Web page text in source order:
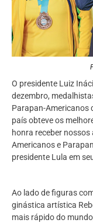
O presidente Luiz
dezembro,
Parapan-Americanos
país obteve os
honra receber
Americanos e
presidente Lula em
Ao lado de figuras
ginástica artística
mais rápido do